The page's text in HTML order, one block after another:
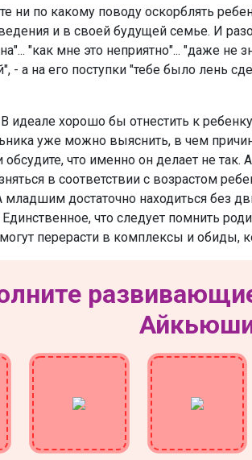
ни по какому поводу оскорблять
и в своей будущей семье. И
"как мне это неприятно"... "даже
- а на его поступки "тебе было лень
В идеале хорошо бы отнестить к
уже можно выяснить, в чем
обсудите, что именно он делает не
в соответствии с возрастом
достаточно находиться без
что следует помнить
перерасти в комплексы и обиды,